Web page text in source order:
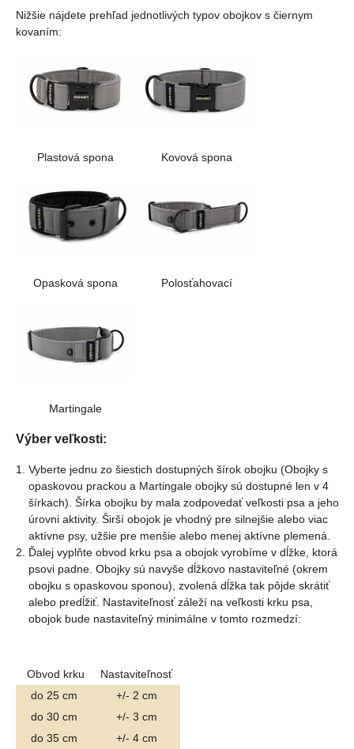
Nižšie nájdete prehľad jednotlivých typov obojkov s čiernym
kovaním:
Plastová spona Kovová spona
Opasková spona Polosťahovací
Martingale
Výber veľkosti:
Vyberte jednu zo šiestich dostupných šírok obojku (Obojky s
opaskovou prackou a Martingale obojky sú dostupné len v 4
šírkach). Šírka obojku by mala zodpovedať veľkosti psa a jeho
úrovni aktivity. Širší obojok je vhodný pre silnejšie alebo viac
aktívne psy, užšie pre menšie alebo menej aktívne plemená.
Ďalej vyplňte obvod krku psa a obojok vyrobíme v dĺžke, ktorá
psovi padne. Obojky sú navyše dĺžkovo nastaviteľné (okrem
obojku s opaskovou sponou), zvolená dĺžka tak pôjde skrátiť
alebo predĺžiť. Nastaviteľnosť záleží na veľkosti krku psa,
obojok bude nastaviteľný minimálne v tomto rozmedzí:
Obvod krku
Nastaviteľnosť
do 25 cm
+/- 2 cm
do 30 cm
+/- 3 cm
do 35 cm
+/- 4 cm